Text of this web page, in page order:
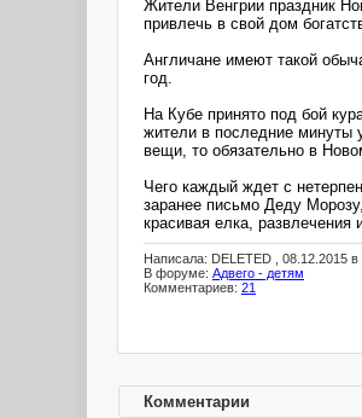
Жители Венгрии праздник
привлечь в свой дом
Англичане имеют такой
год.
На Кубе принято под бой
жители в последние минуты
вещи, то обязательно в
Чего каждый ждет с
заранее письмо Деду
красивая елка, развлечения
Написала: DELETED , 08.12.2015 в
В форуме: Адвего - детям
Комментариев: 21
Комментарии